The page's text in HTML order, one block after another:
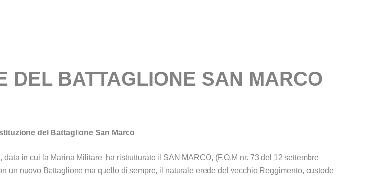
DEL BATTAGLIONE SAN MARCO
del Battaglione San Marco
in cui la Marina Militare ha ristrutturato il SAN MARCO, (F.O.M nr. 73 del 12 settembre
un nuovo Battaglione ma quello di sempre, il naturale erede del vecchio Reggimento, custode